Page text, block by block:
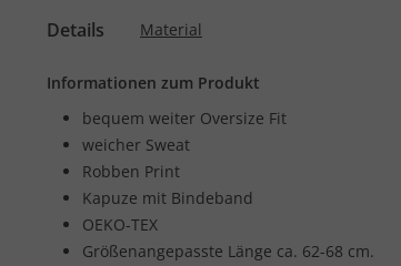
Details Material
Informationen zum Produkt
bequem weiter Oversize Fit
weicher Sweat
Robben Print
Kapuze mit Bindeband
OEKO-TEX
Größenangepasste Länge ca. 62-68 cm.